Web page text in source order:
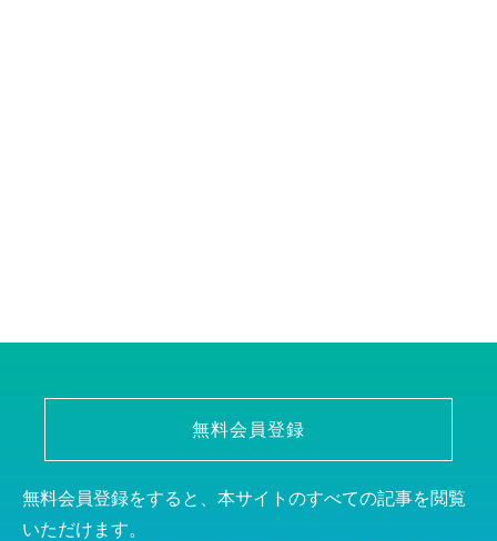
無料会員登録
無料会員登録をすると、本サイトのすべての記事を閲覧
いただけます。